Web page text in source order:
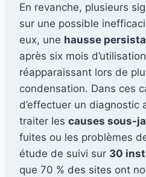
En revanche, plusieurs
sur une possible
eux, une hausse
après six mois
réapparaissant lors de
condensation. Dans ces
d’effectuer un diagnostic
traiter les causes sous-
fuites ou les problèmes
étude de suivi sur 30
que 70 % des sites ont